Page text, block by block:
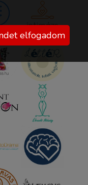
elfogadom